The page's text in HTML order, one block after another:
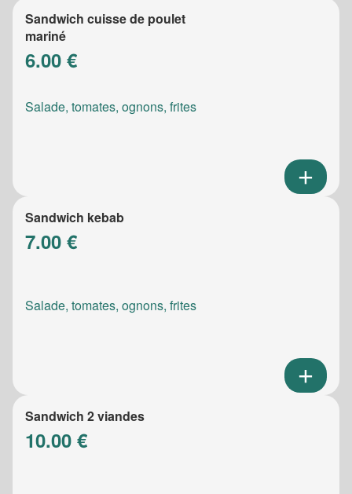
Sandwich cuisse de poulet
mariné
6.00 €
Salade, tomates, ognons, frites
Sandwich kebab
7.00 €
Salade, tomates, ognons, frites
Sandwich 2 viandes
10.00 €